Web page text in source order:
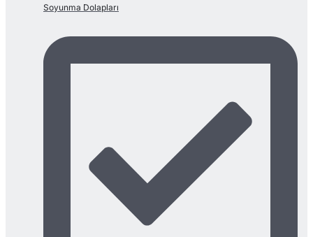
Soyunma Dolapları